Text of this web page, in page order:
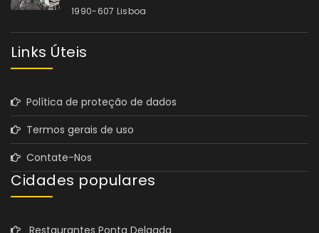
1990-607 Lisboa
Links Úteis
Política de proteção de dados
Termos gerais de uso
Contate-Nos
Cidades populares
Restaurantes Ponta Delgada